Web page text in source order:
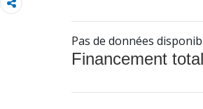
Pas de données
Financement